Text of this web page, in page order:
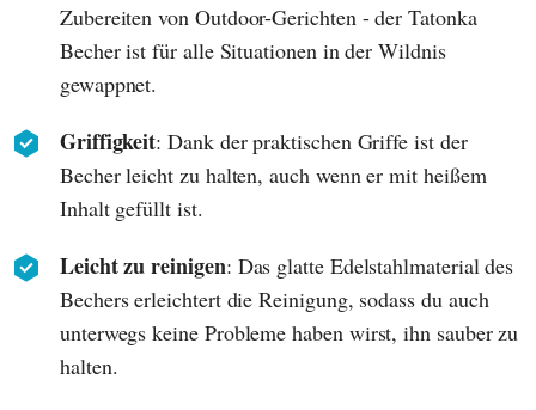
Zubereiten von Outdoor-Gerichten - der Tatonka
Becher ist für alle Situationen in der Wildnis
gewappnet.
Griffigkeit: Dank der praktischen Griffe ist der
Becher leicht zu halten, auch wenn er mit heißem
Inhalt gefüllt ist.
Leicht zu reinigen: Das glatte Edelstahlmaterial des
Bechers erleichtert die Reinigung, sodass du auch
unterwegs keine Probleme haben wirst, ihn sauber zu
halten.